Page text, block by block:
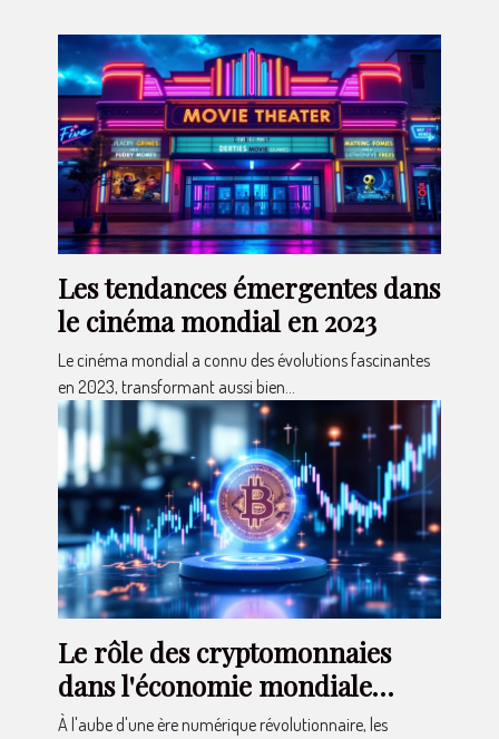
Les tendances émergentes dans
le cinéma mondial en 2023
Le cinéma mondial a connu des évolutions fascinantes
en 2023, transformant aussi bien...
Le rôle des cryptomonnaies
dans l'économie mondiale
actuelle
À l'aube d'une ère numérique révolutionnaire, les